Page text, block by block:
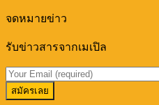
ร้าน
เด็ด
ภูเก็ต
เขา
Koh
Lanta
You
จดหมายข่าว
รับข่าวสารจากเมเปิล